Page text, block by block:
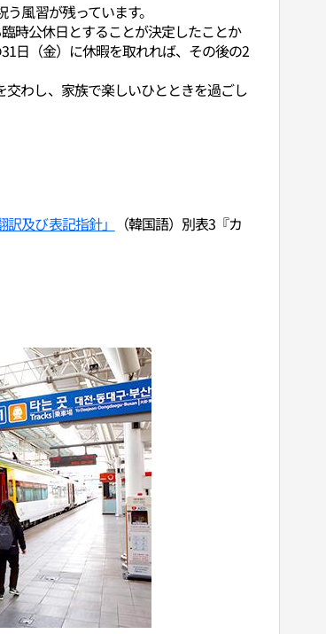
風習が残っています。
時公休日とすることが決定したことか
日（金）に休暇を取れれば、その後の2
わし、家族で楽しいひとときを過ごし
及び表記指針」
（韓国語）別表3『カ